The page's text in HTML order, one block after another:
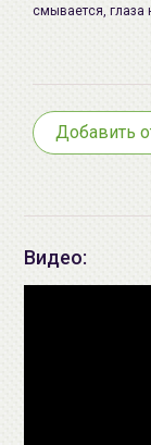
Импортер в
Беларусь:
смывается, глаза
Добавить
Видео: